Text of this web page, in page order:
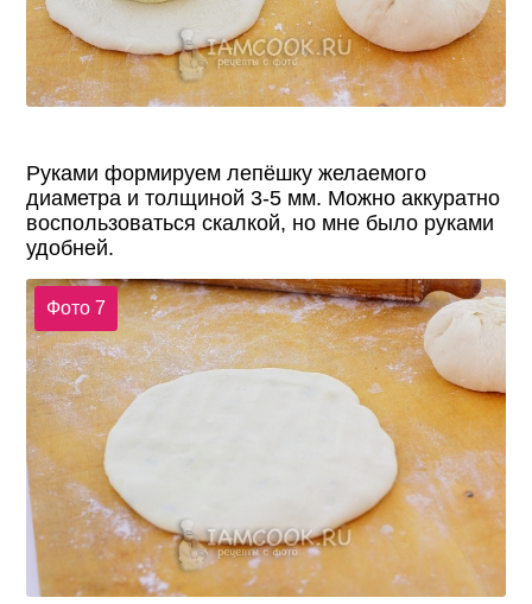
Руками формируем лепёшку желаемого
диаметра и толщиной 3-5 мм. Можно аккуратно
воспользоваться скалкой, но мне было руками
удобней.
Фото 7